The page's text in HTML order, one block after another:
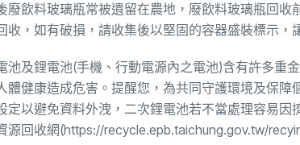
廢飲料玻璃瓶常被遺留在農地，廢飲料玻璃瓶回
，如有破損，請收集後以堅固的容器盛裝標示，
及鋰電池(手機、行動電源內之電池)含有許多重
健康造成危害。提醒您，為共同守護環境及保障
以避免資料外洩，二次鋰電池若不當處理容易因
回收網(https://recycle.epb.taichung.gov.tw/